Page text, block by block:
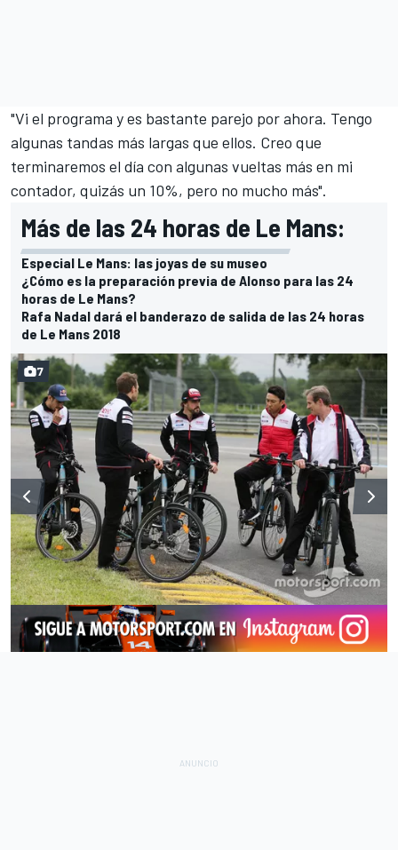
"Vi el programa y es bastante parejo por ahora. Tengo
algunas tandas más largas que ellos. Creo que
terminaremos el día con algunas vueltas más en mi
contador, quizás un 10%, pero no mucho más".
Más de las 24 horas de Le Mans:
Especial Le Mans: las joyas de su museo
¿Cómo es la preparación previa de Alonso para las 24
horas de Le Mans?
Rafa Nadal dará el banderazo de salida de las 24 horas
de Le Mans 2018
7